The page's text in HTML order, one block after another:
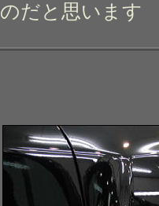
だと思います